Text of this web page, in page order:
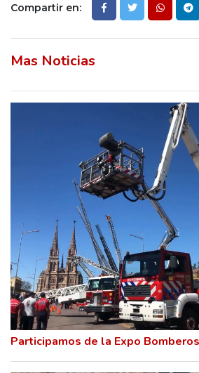
Compartir en:
Mas Noticias
Participamos de la Expo